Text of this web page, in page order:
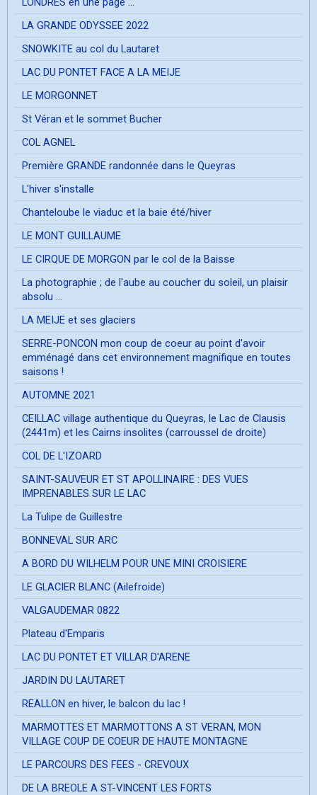
LA GRANDE ODYSSEE 2022
SNOWKITE au col du Lautaret
LAC DU PONTET FACE A LA MEIJE
LE MORGONNET
St Véran et le sommet Bucher
COL AGNEL
Première GRANDE randonnée dans le Queyras
L'hiver s'installe
Chanteloube le viaduc et la baie été/hiver
LE MONT GUILLAUME
LE CIRQUE DE MORGON par le col de la Baisse
La photographie ; de l'aube au coucher du soleil, un plaisir
absolu ...
LA MEIJE et ses glaciers
SERRE-PONCON mon coup de coeur au point d'avoir
emménagé dans cet environnement magnifique en toutes
saisons !
AUTOMNE 2021
CEILLAC village authentique du Queyras, le Lac de Clausis
(2441m) et les Cairns insolites (carroussel de droite)
COL DE L'IZOARD
SAINT-SAUVEUR ET ST APOLLINAIRE : DES VUES
IMPRENABLES SUR LE LAC
La Tulipe de Guillestre
BONNEVAL SUR ARC
A BORD DU WILHELM POUR UNE MINI CROISIERE
LE GLACIER BLANC (Ailefroide)
VALGAUDEMAR 0822
Plateau d'Emparis
LAC DU PONTET ET VILLAR D'ARENE
JARDIN DU LAUTARET
REALLON en hiver, le balcon du lac !
MARMOTTES ET MARMOTTONS A ST VERAN, MON
VILLAGE COUP DE COEUR DE HAUTE MONTAGNE
LE PARCOURS DES FEES - CREVOUX
DE LA BREOLE A ST-VINCENT LES FORTS